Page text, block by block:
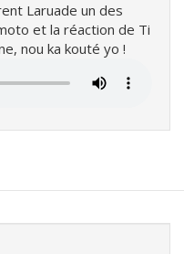
Laruade un des
et la réaction de Ti
nou ka kouté yo !